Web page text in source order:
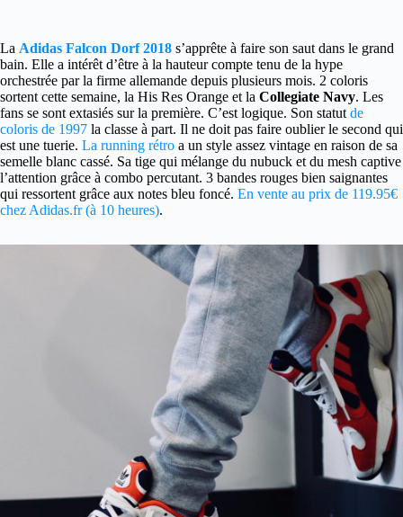
La Adidas Falcon Dorf 2018 s’apprête à faire son saut dans le grand
bain. Elle a intérêt d’être à la hauteur compte tenu de la hype
orchestrée par la firme allemande depuis plusieurs mois. 2 coloris
sortent cette semaine, la His Res Orange et la Collegiate Navy. Les
fans se sont extasiés sur la première. C’est logique. Son statut de
coloris de 1997 la classe à part. Il ne doit pas faire oublier le second qui
est une tuerie. La running rétro a un style assez vintage en raison de sa
semelle blanc cassé. Sa tige qui mélange du nubuck et du mesh captive
l’attention grâce à combo percutant. 3 bandes rouges bien saignantes
qui ressortent grâce aux notes bleu foncé. En vente au prix de 119.95€
chez Adidas.fr (à 10 heures).